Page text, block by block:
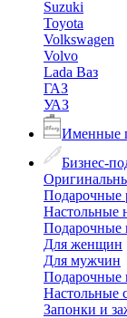
Suzuki
Toyota
Volkswagen
Volvo
Lada Ваз
ГАЗ
УАЗ
Именные
Бизнес-
Подарочные
Настольные
Подарочные
Для женщин
Для мужчин
Подарочные
Настольные
Запонки и